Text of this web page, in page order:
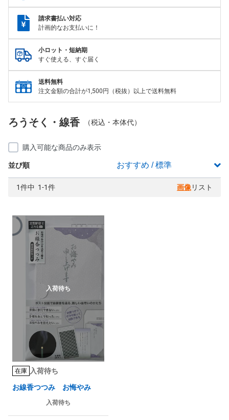
請求書払い対応
計画的なお支払いに！
小ロット・短納期
すぐ使える、すぐ届く
送料無料
注文金額の合計が1,500円（税抜）以上で送料無料
ろうそく・線香 （税込・本体代）
購入可能な商品のみ表示
並び順
1件中 1-1件 画像 リスト
入荷待ち
在庫 入荷待ち
お線香つつみ お悔やみ
入荷待ち